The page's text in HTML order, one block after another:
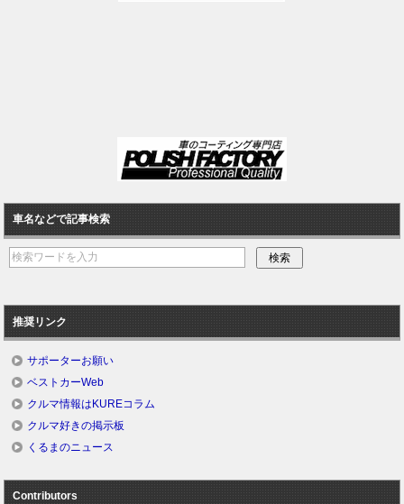
車名などで記事検索
推奨リンク
サポーターお願い
ベストカーWeb
クルマ情報はKUREコラム
クルマ好きの掲示板
くるまのニュース
Contributors